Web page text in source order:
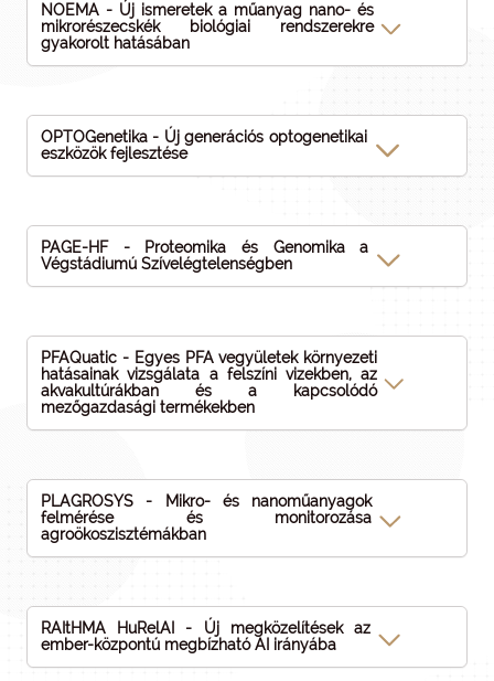
NOEMA - Új ismeretek a műanyag nano- és
mikrorészecskék biológiai rendszerekre
gyakorolt hatásában
OPTOGenetika - Új generációs optogenetikai
eszközök fejlesztése
PAGE-HF - Proteomika és Genomika a
Végstádiumú Szívelégtelenségben
PFAQuatic - Egyes PFA vegyületek környezeti
hatásainak vizsgálata a felszíni vizekben, az
akvakultúrákban és a kapcsolódó
mezőgazdasági termékekben
PLAGROSYS - Mikro- és nanoműanyagok
felmérése és monitorozása
agroökoszisztémákban
RAItHMA HuRelAI - Új megközelítések az
ember-központú megbízható AI irányába